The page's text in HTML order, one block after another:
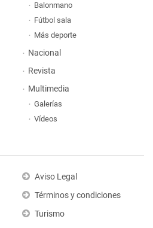
Balonmano
Fútbol sala
Más deporte
Nacional
Revista
Multimedia
Galerías
Vídeos
Aviso Legal
Términos y condiciones
Turismo